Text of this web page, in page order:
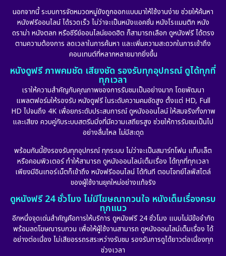
นอกจากนี้ ระบบการจัดหมวดหมู่ยังถูกออกแบบมาให้ใช้งานง่าย ช่วยให้ค้นหา
หนังฟรีออนไลน์ ได้รวดเร็ว ไม่ว่าจะเป็นหนังแอคชั่น หนังโรแมนติก หนัง
ดราม่า หนังตลก หรือซีรีย์ออนไลน์ยอดฮิต ก็สามารถเลือก ดูหนังฟรี ได้ตรง
ตามความต้องการ ลดเวลาในการค้นหา และเพิ่มความสะดวกในการเข้าถึง
คอนเทนต์ที่หลากหลายมากยิ่งขึ้น
หนังดูฟรี ภาพคมชัด เสียงชัด รองรับทุกอุปกรณ์ ดูได้ทุกที่
ทุกเวลา
เราให้ความสำคัญกับคุณภาพของการรับชมเป็นอย่างมาก โดยพัฒนา
แพลตฟอร์มให้รองรับ หนังดูฟรี ในระดับความคมชัดสูง ตั้งแต่ HD, Full
HD ไปจนถึง 4K เพื่อยกระดับประสบการณ์ ดูหนังออนไลน์ ให้สมจริงทั้งภาพ
และเสียง ควบคู่กับระบบสตรีมมิ่งที่มีความเสถียรสูง ช่วยให้การรับชมเป็นไป
อย่างลื่นไหล ไม่มีสะดุด
พร้อมกันนี้ยังรองรับทุกอุปกรณ์ ทุกระบบ ไม่ว่าจะเป็นสมาร์ทโฟน แท็บเล็ต
หรือคอมพิวเตอร์ ทำให้สามารถ ดูหนังออนไลน์เต็มเรื่อง ได้ทุกที่ทุกเวลา
เพียงมีอินเทอร์เน็ตก็เข้าถึง หนังฟรีออนไลน์ ได้ทันที ตอบโจทย์ไลฟ์สไตล์
ของผู้ใช้งานยุคใหม่อย่างแท้จริง
ดูหนังฟรี 24 ชั่วโมง ไม่มีโฆษณากวนใจ หนังเต็มเรื่องครบ
ทุกแนว
อีกหนึ่งจุดเด่นสำคัญคือการให้บริการ ดูหนังฟรี 24 ชั่วโมง แบบไม่มีข้อจำกัด
พร้อมลดโฆษณารบกวน เพื่อให้ผู้ใช้งานสามารถ ดูหนังออนไลน์เต็มเรื่อง ได้
อย่างต่อเนื่อง ไม่เสียอรรถรสระหว่างรับชม รองรับการดูได้ยาวต่อเนื่องทุก
ช่วงเวลา